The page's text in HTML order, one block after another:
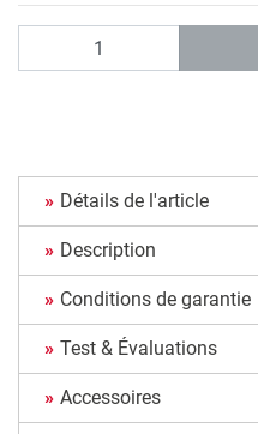
Détails de l'article
Description
Conditions de garantie
Test & Évaluations
Accessoires